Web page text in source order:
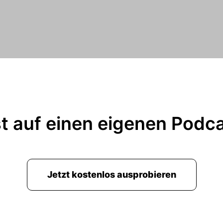
auf einen eigenen
Jetzt kostenlos ausprobieren